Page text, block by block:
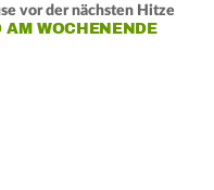
vor der nächsten Hitze
AM WOCHENENDE